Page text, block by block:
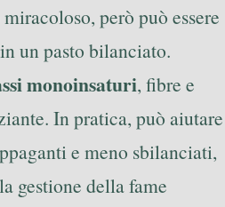
però può essere
un pasto bilanciato.
monoinsaturi, fibre e
In pratica, può aiutare
e meno sbilanciati,
gestione della fame